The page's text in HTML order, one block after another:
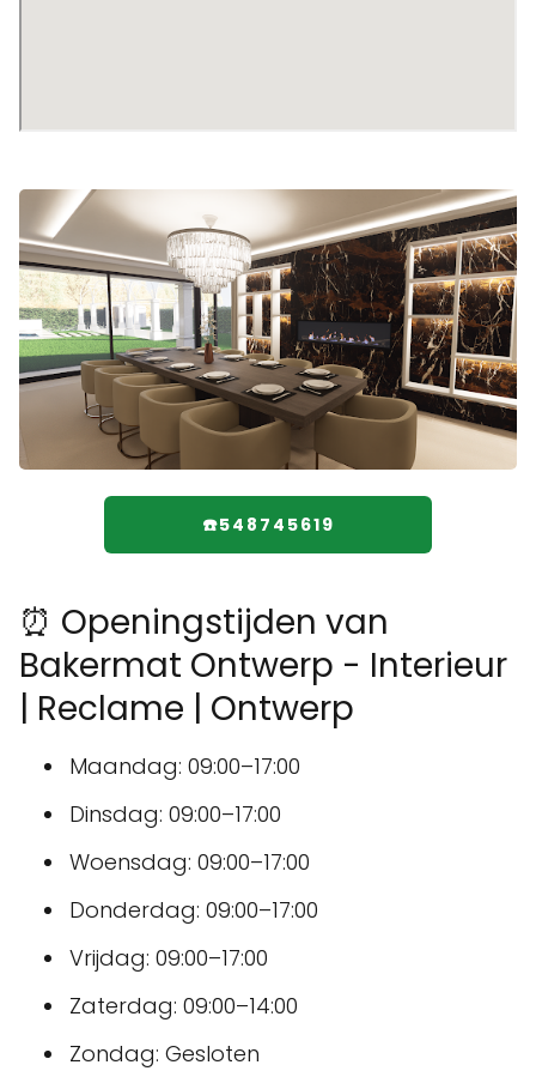
☎️548745619
⏰ Openingstijden van
Bakermat Ontwerp - Interieur
| Reclame | Ontwerp
Maandag: 09:00–17:00
Dinsdag: 09:00–17:00
Woensdag: 09:00–17:00
Donderdag: 09:00–17:00
Vrijdag: 09:00–17:00
Zaterdag: 09:00–14:00
Zondag: Gesloten